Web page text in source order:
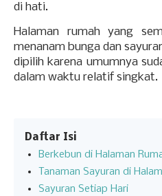
di hati.
Halaman rumah yang
menanam bunga dan
dipilih karena umumnya
dalam waktu relatif singkat.
Daftar Isi
Berkebun di Halaman
Tanaman Sayuran di
Sayuran Setiap Hari